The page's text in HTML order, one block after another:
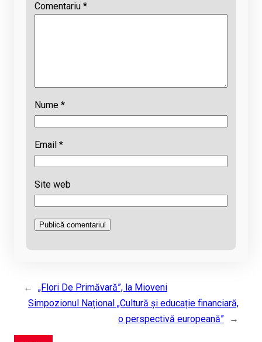
Comentariu *
Nume *
Email *
Site web
←
„Flori De Primăvară”, la Mioveni
Simpozionul Național „Cultură și educație financiară,
o perspectivă europeană”
→